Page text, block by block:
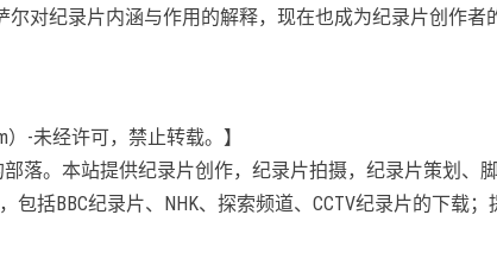
对纪录片内涵与作用的解释，现在也成为纪录片创作者
）-未经许可，禁止转载。】
落。本站提供纪录片创作，纪录片拍摄，纪录片策划、
括BBC纪录片、NHK、探索频道、CCTV纪录片的下载